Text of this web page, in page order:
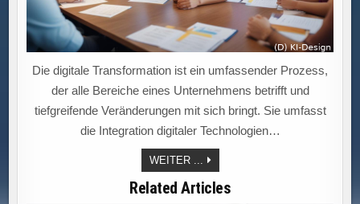
Die digitale Transformation ist ein umfassender Prozess,
der alle Bereiche eines Unternehmens betrifft und
tiefgreifende Veränderungen mit sich bringt. Sie umfasst
die Integration digitaler Technologien…
WEITER ...
DIGITALE
TRANSFORMATION:
DEN
WANDEL
Related Articles